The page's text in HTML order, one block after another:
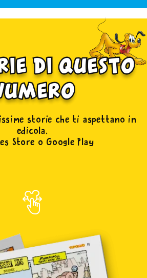
di questo
storie che ti aspettano in
edicola,
Store o Google Play